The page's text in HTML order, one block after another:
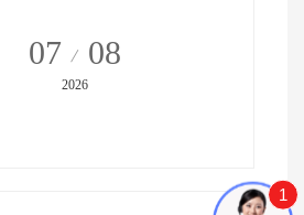
07 08
2026
1